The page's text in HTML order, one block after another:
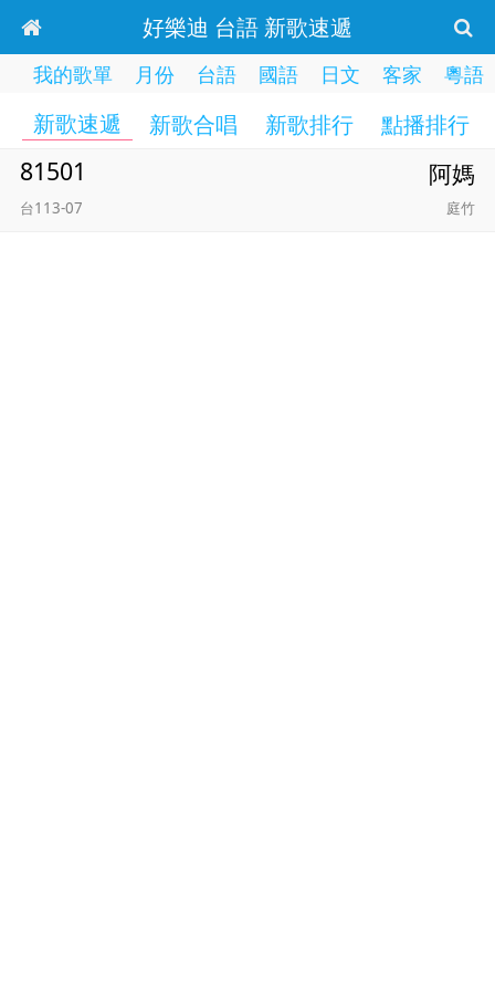
好樂迪 台語 新歌速遞
我的歌單 月份 台語 國語 日文 客家 粵語
新歌速遞 新歌合唱 新歌排行 點播排行
81501 阿媽
台113-07 庭竹